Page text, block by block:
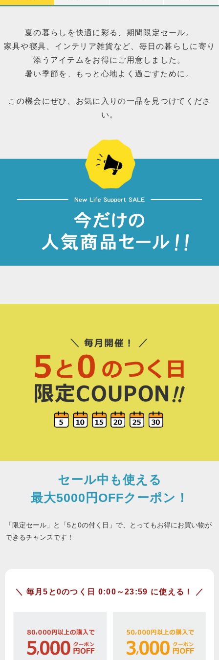
夏の暮らしを快適に彩る、期間限定セール。
家具や寝具、インテリア雑貨など、毎日の暮らしに寄り
添うアイテムをお得にご用意しました。
暑い季節を、もっと心地よく過ごすために。
この機会にぜひ、お気に入りの一品を見つけてくださ
い。
セール中も使える
最大5000円OFFクーポン！
「限定セール」と「5と0の付く日」で、とってもお得にお買い物が
できるチャンスです！
＼ 毎月5と0のつく日 0:00～23:59 に使える！ ／